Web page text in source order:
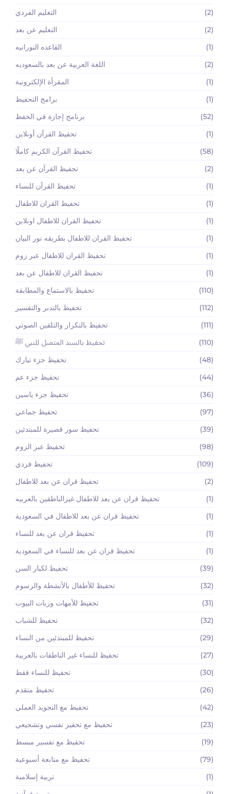
التعليم الفردي
(2)
التعليم عن بعد
(2)
القاعده النورانيه
(1)
اللغة العربية عن بعد بالسعوديه
(2)
المقرأة الإلكترونية
(1)
برامج التحفيظ
(1)
برنامج إجازة في الحفظ
(52)
تحفيظ القرآن أونلاين
(1)
تحفيظ القرآن الكريم كاملًا
(58)
تحفيظ القرآن عن بعد
(2)
تحفيظ القرآن للنساء
(1)
تحفيظ القران للاطفال
(1)
تحفيظ القران للاطفال اونلاين
(1)
تحفيظ القران للاطفال بطريقه نور البيان
(1)
تحفيظ القران للاطفال عبر زوم
(1)
تحفيظ القران للاطفال عن بعد
(1)
تحفيظ بالاستماع والمطابقة
(110)
تحفيظ بالتدبر والتفسير
(112)
تحفيظ بالتكرار والتلقين الصوتي
(111)
تحفيظ بالسند المتصل للنبي ﷺ
(110)
تحفيظ جزء تبارك
(48)
تحفيظ جزء عم
(44)
تحفيظ جزء ياسين
(36)
تحفيظ جماعي
(97)
تحفيظ سور قصيرة للمبتدئين
(39)
تحفيظ عبر الزوم
(98)
تحفيظ فردي
(109)
تحفيظ قران عن بعد للاطفال
(2)
تحفيظ قران عن بعد للاطفال غيرالناطقين بالعربيه
(1)
تحفيظ قران عن بعد للاطفال في السعودية
(1)
تحفيظ قران عن بعد للنساء
(1)
تحفيظ قران عن بعد للنساء في السعودية
(1)
تحفيظ لكبار السن
(39)
تحفيظ للأطفال بالأنشطة والرسوم
(32)
تحفيظ للأمهات وربات البيوت
(31)
تحفيظ للشباب
(32)
تحفيظ للمبتدئين من النساء
(29)
تحفيظ للنساء غير الناطقات بالعربية
(27)
تحفيظ للنساء فقط
(30)
تحفيظ متقدم
(26)
تحفيظ مع التجويد العملي
(42)
تحفيظ مع تحفيز نفسي وتشجيعي
(23)
تحفيظ مع تفسير مبسط
(19)
تحفيظ مع متابعة أسبوعية
(79)
تربية إسلامية
(1)